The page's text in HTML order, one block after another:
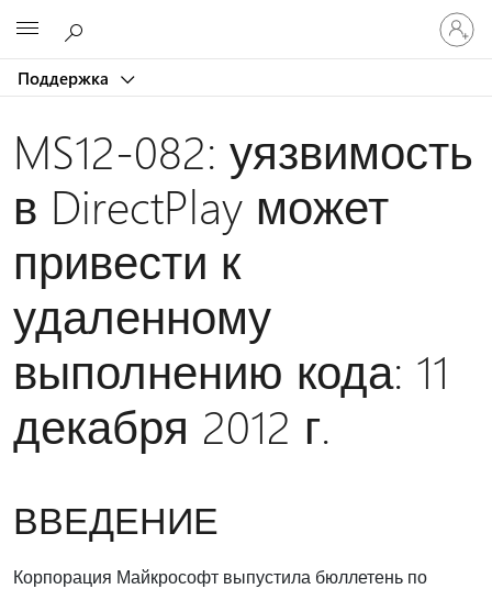
Поддержка
MS12-082: уязвимость
в DirectPlay может
привести к
удаленному
выполнению кода: 11
декабря 2012 г.
ВВЕДЕНИЕ
Корпорация Майкрософт выпустила бюллетень по